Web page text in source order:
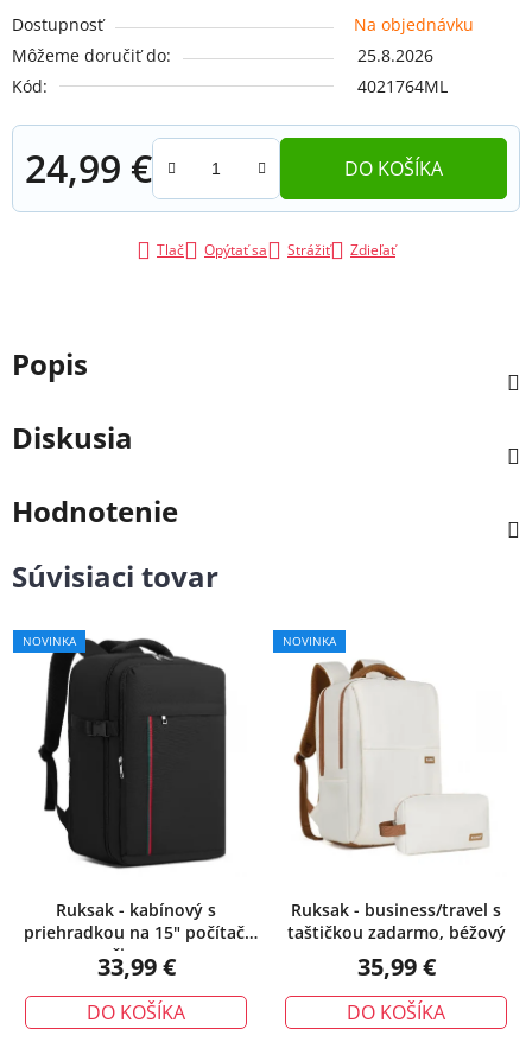
Dostupnosť
Na objednávku
Môžeme doručiť do:
25.8.2026
Kód:
4021764ML
24,99 €
Jednotková cena:
DO KOŠÍKA
Tlač Opýtať sa Strážiť Zdieľať
Popis
Diskusia
Hodnotenie
Súvisiaci tovar
NOVINKA
Ruksak - kabínový s
priehradkou na 15" počítač,
čierny
33,99 €
DO KOŠÍKA
NOVINKA
Ruksak - business/travel s
taštičkou zadarmo, béžový
35,99 €
DO KOŠÍKA